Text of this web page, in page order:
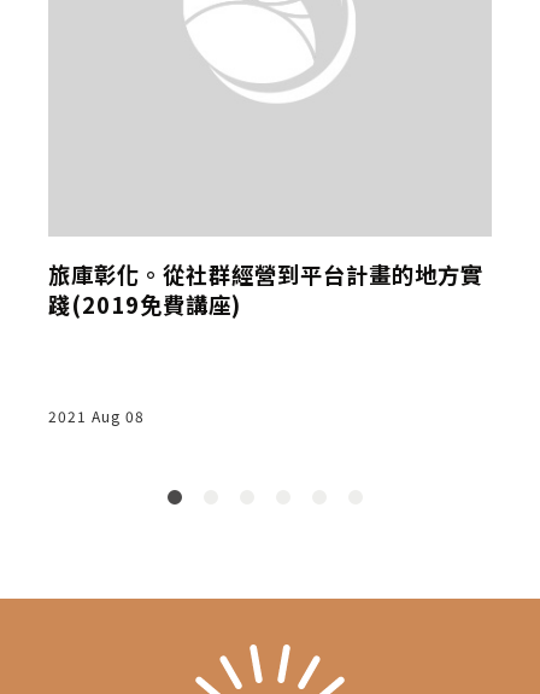
旅庫彰化。從社群經營到平台計畫的地方實
踐(2019免費講座)
2021 Aug 08